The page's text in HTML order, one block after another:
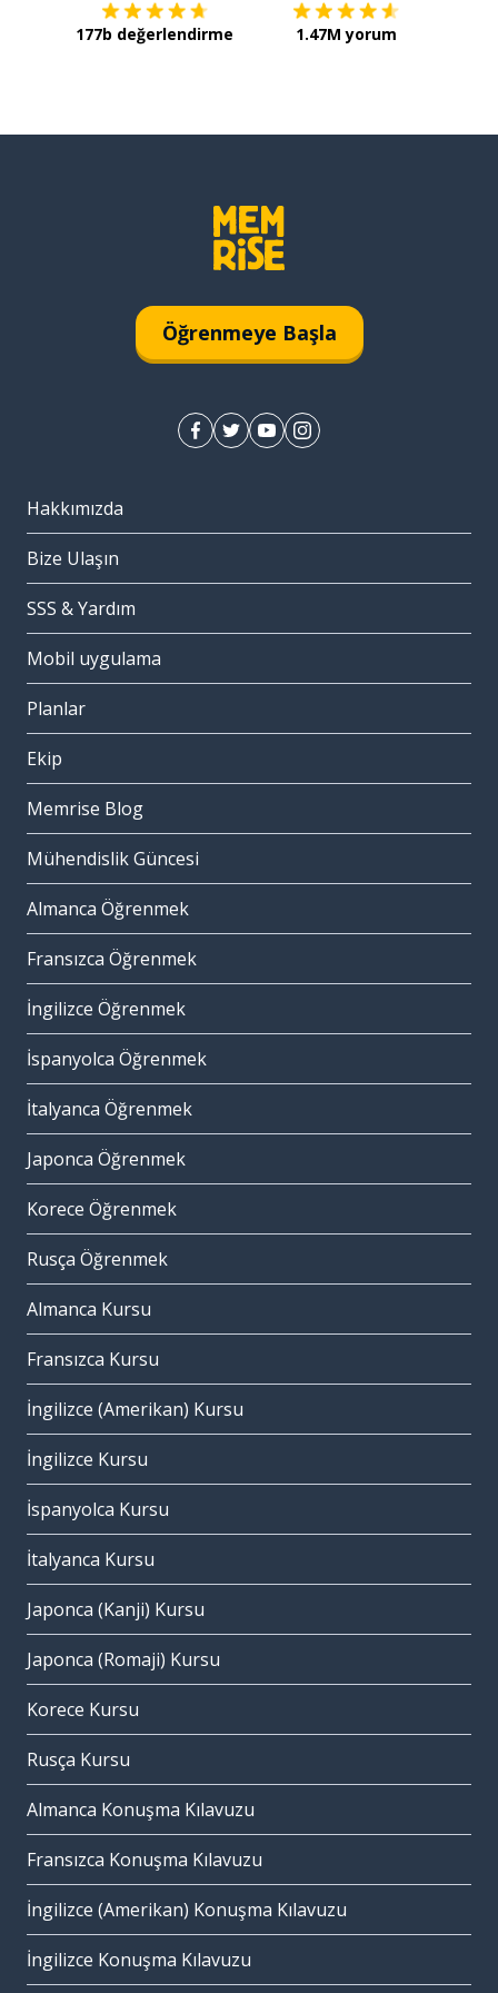
177b değerlendirme 1.47M yorum
Öğrenmeye Başla
Hakkımızda
Bize Ulaşın
SSS & Yardım
Mobil uygulama
Planlar
Ekip
Memrise Blog
Mühendislik Güncesi
Almanca Öğrenmek
Fransızca Öğrenmek
İngilizce Öğrenmek
İspanyolca Öğrenmek
İtalyanca Öğrenmek
Japonca Öğrenmek
Korece Öğrenmek
Rusça Öğrenmek
Almanca Kursu
Fransızca Kursu
İngilizce (Amerikan) Kursu
İngilizce Kursu
İspanyolca Kursu
İtalyanca Kursu
Japonca (Kanji) Kursu
Japonca (Romaji) Kursu
Korece Kursu
Rusça Kursu
Almanca Konuşma Kılavuzu
Fransızca Konuşma Kılavuzu
İngilizce (Amerikan) Konuşma Kılavuzu
İngilizce Konuşma Kılavuzu